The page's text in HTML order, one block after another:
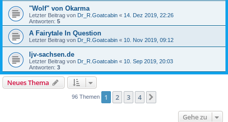
"Wolf" von Okarma
Letzter Beitrag von Dr_R.Goatcabin « 14. Dez 2019, 22:26
Antworten: 5
A Fairytale In Question
Letzter Beitrag von Dr_R.Goatcabin « 10. Nov 2019, 09:12
ljv-sachsen.de
Letzter Beitrag von Dr_R.Goatcabin « 10. Sep 2019, 20:03
Antworten: 3
Neues Thema
96 Themen 1 2 3 4
Gehe zu